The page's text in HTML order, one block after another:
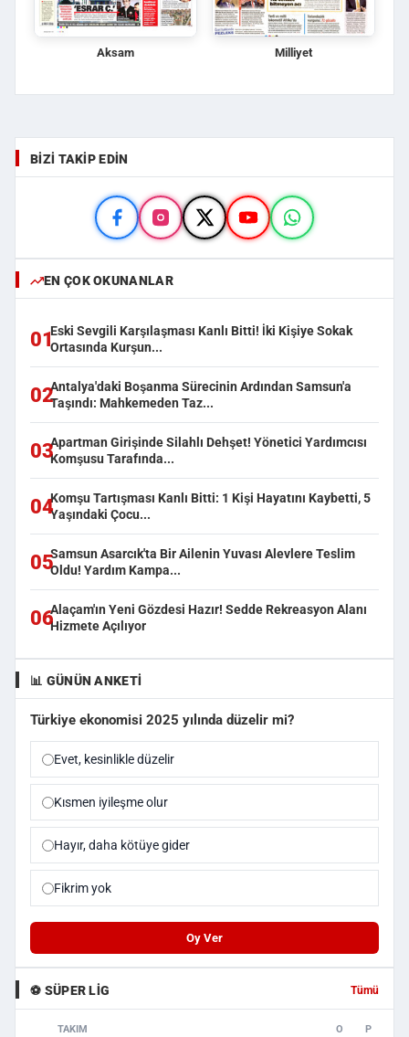
Aksam Milliyet
BIZI TAKIP EDIN
EN ÇOK OKUNANLAR
01Eski Sevgili Karşılaşması Kanlı Bitti! İki Kişiye Sokak
Ortasında Kurşun...
02Antalya'daki Boşanma Sürecinin Ardından Samsun'a
Taşındı: Mahkemeden Taz...
03Apartman Girişinde Silahlı Dehşet! Yönetici Yardımcısı
Komşusu Tarafında...
04Komşu Tartışması Kanlı Bitti: 1 Kişi Hayatını Kaybetti, 5
Yaşındaki Çocu...
05Samsun Asarcık'ta Bir Ailenin Yuvası Alevlere Teslim
Oldu! Yardım Kampa...
06Alaçam'ın Yeni Gözdesi Hazır! Sedde Rekreasyon Alanı
Hizmete Açılıyor
📊 GÜNÜN ANKETI
Türkiye ekonomisi 2025 yılında düzelir mi?
Evet, kesinlikle düzelir
Kısmen iyileşme olur
Hayır, daha kötüye gider
Fikrim yok
Oy Ver
⚽ SÜPER LIG Tümü
TAKIM O P